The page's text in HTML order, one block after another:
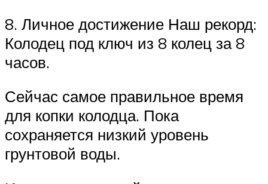
8. Личное достижение Наш рекорд:
Колодец под ключ из 8 колец за 8
часов.
Сейчас самое правильное время
для копки колодца. Пока
сохраняется низкий уровень
грунтовой воды.